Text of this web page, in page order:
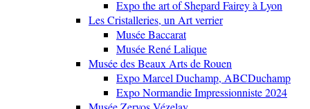
Expo the art of Shepard Fairey à Lyon
Les Cristalleries, un Art verrier
Musée Baccarat
Musée René Lalique
Musée des Beaux Arts de Rouen
Expo Marcel Duchamp, ABCDuchamp
Expo Normandie Impressionniste 2024